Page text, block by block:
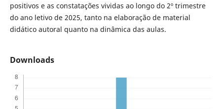
positivos e as constatações vividas ao longo do 2º trimestre
do ano letivo de 2025, tanto na elaboração de material
didático autoral quanto na dinâmica das aulas.
Downloads